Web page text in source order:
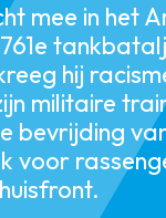
mee in het
hij
militaire
bevrijding
voor